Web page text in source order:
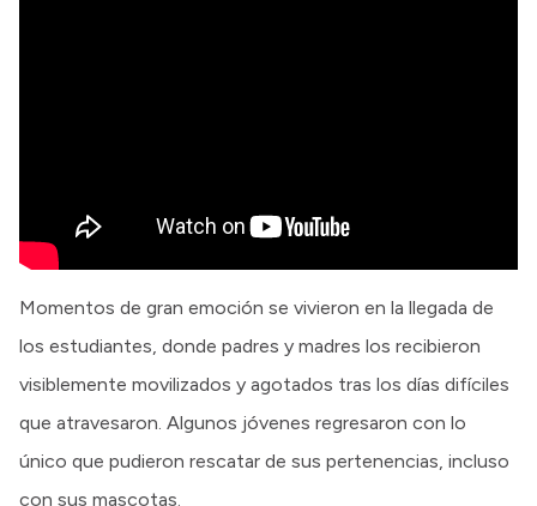
Momentos de gran emoción se vivieron en la llegada de
los estudiantes, donde padres y madres los recibieron
visiblemente movilizados y agotados tras los días difíciles
que atravesaron. Algunos jóvenes regresaron con lo
único que pudieron rescatar de sus pertenencias, incluso
con sus mascotas.